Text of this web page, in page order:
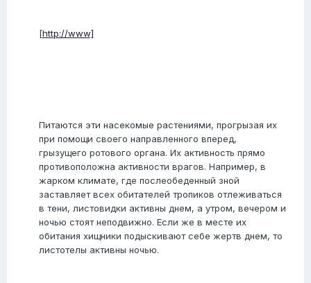
[http://www]
Питаются эти насекомые растениями, прогрызая их
при помощи своего направленного вперед,
грызущего ротового органа. Их активность прямо
противоположна активности врагов. Например, в
жарком климате, где послеобеденный зной
заставляет всех обитателей тропиков отлеживаться
в тени, листовидки активны днем, а утром, вечером и
ночью стоят неподвижно. Если же в месте их
обитания хищники подыскивают себе жертв днем, то
листотелы активны ночью.